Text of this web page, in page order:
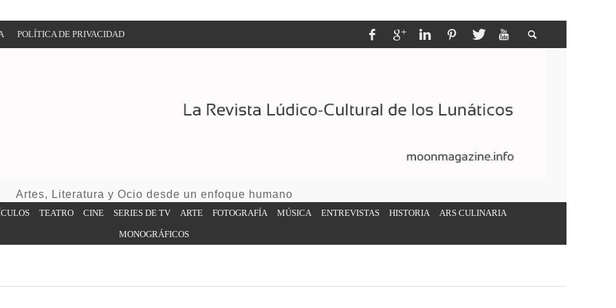
POLÍTICA DE PRIVACIDAD
Artes, Literatura y Ocio desde un enfoque humano
TEATRO CINE SERIES DE TV ARTE FOTOGRAFÍA MÚSICA ENTREVISTAS HISTORIA ARS CULINARIA
MONOGRÁFICOS